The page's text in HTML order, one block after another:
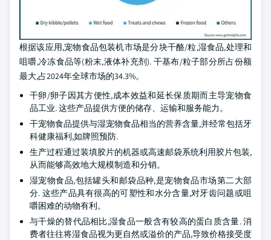
根据该应用,宠物食品包装机市场是分块干酪/粒,湿食品,处理和
咀嚼,冷冻食品等(粉末,液体补充剂). 干基布/粒子部分所占份额
最大,占2024年全球市场的34.3%。
干卵/卵子因其方便性,成本效益和延长保质期而主导宠物食
品工业. 这些产品提供方便的储存、运输和服务能力。
干宠物食品提供与湿宠物食品相当的营养含量,并经常包括牙
科健康福利,如牌照预防.
生产过程通过装填胶片的机器或高速邮袋系统利用胶片包装,
从而能够高效地大规模制造和分销。
湿宠物食品,包括罐头和邮袋品种,是宠物食品市场第二大部
分. 这些产品具有很高的可塑性和水分含量,对牙齿问题或咀
嚼困难的动物有利。
与干燥的替代品相比,湿食品一般含有较高的蛋白质含量. 消
费者往往将湿食品视为更自然或溢价的产品,导致价格接受度